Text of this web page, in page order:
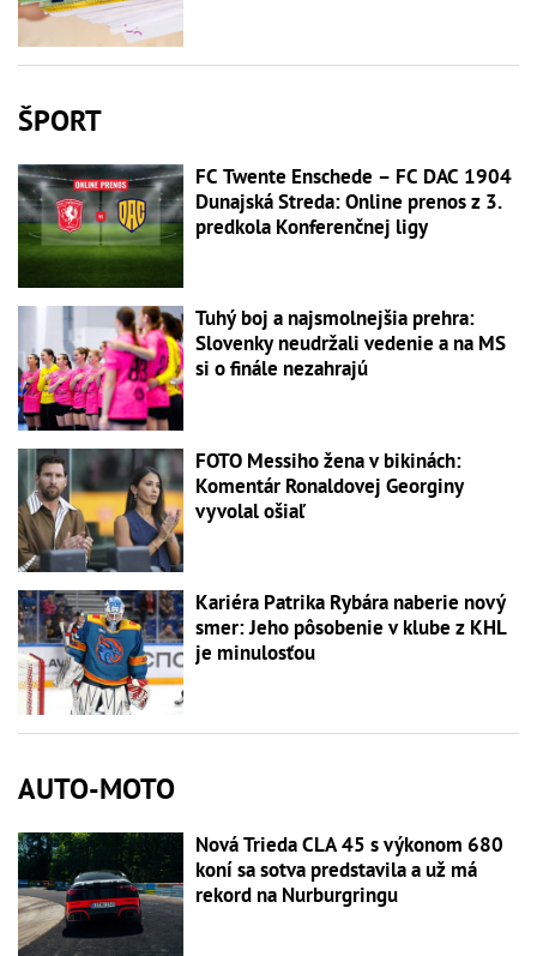
ŠPORT
FC Twente Enschede – FC DAC 1904
Dunajská Streda: Online prenos z 3.
predkola Konferenčnej ligy
Tuhý boj a najsmolnejšia prehra:
Slovenky neudržali vedenie a na MS
si o finále nezahrajú
FOTO Messiho žena v bikinách:
Komentár Ronaldovej Georginy
vyvolal ošiaľ
Kariéra Patrika Rybára naberie nový
smer: Jeho pôsobenie v klube z KHL
je minulosťou
AUTO-MOTO
Nová Trieda CLA 45 s výkonom 680
koní sa sotva predstavila a už má
rekord na Nurburgringu